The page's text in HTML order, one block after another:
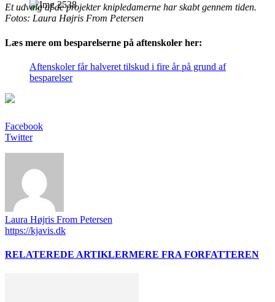
Et udvalg af de projekter knipledamerne har skabt gennem tiden.
Fotos: Laura Højris From Petersen
Læs mere om besparelserne på aftenskoler her:
Aftenskoler får halveret tilskud i fire år på grund af
besparelser
Facebook
Twitter
Laura Højris From Petersen
https://kjavis.dk
RELATEREDE ARTIKLERMERE FRA FORFATTEREN